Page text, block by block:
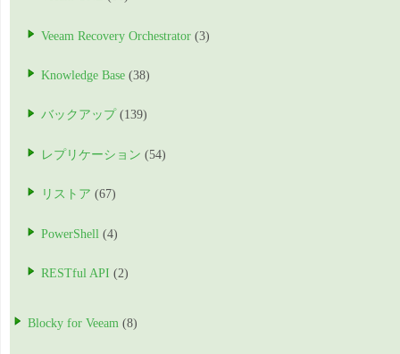
Veeam Recovery Orchestrator (3)
Knowledge Base (38)
バックアップ (139)
レプリケーション (54)
リストア (67)
PowerShell (4)
RESTful API (2)
Blocky for Veeam (8)